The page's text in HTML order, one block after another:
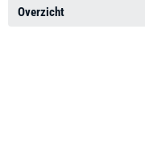
Overzicht